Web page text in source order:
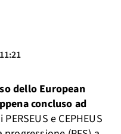
dello European
concluso ad
e CEPHEUS